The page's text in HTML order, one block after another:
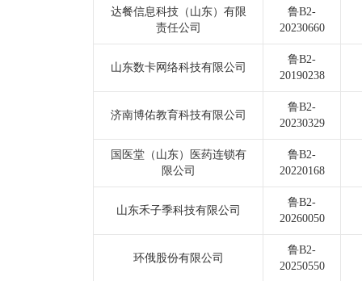
达餐信息科技（山东）有限
责任公司
鲁B2-
20230660
山东数卡网络科技有限公司
鲁B2-
20190238
济南博佑教育科技有限公司
鲁B2-
20230329
国医堂（山东）医药连锁有
限公司
鲁B2-
20220168
山东禾子季科技有限公司
鲁B2-
20260050
环俄股份有限公司
鲁B2-
20250550